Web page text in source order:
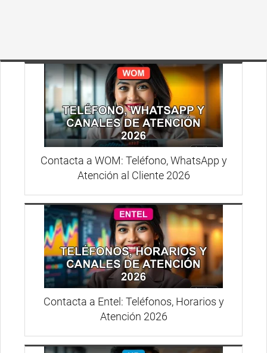
Contacta a WOM: Teléfono, WhatsApp y
Atención al Cliente 2026
Contacta a Entel: Teléfonos, Horarios y
Atención 2026